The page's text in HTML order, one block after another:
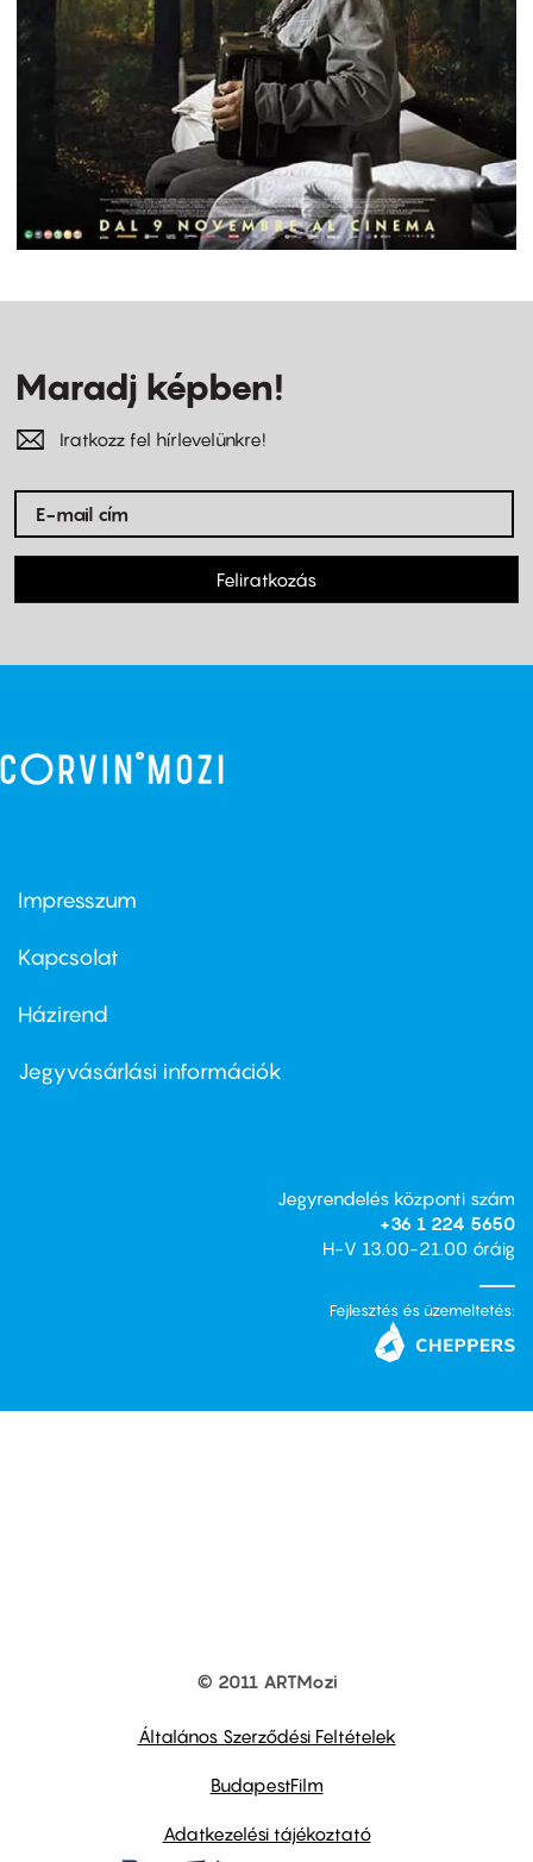
Maradj képben!
Iratkozz fel hírlevelünkre!
Feliratkozás
Footer
first
Impresszum
Kapcsolat
Footer
second
Házirend
Jegyvásárlási információk
Jegyrendelés központi szám
+36 1 224 5650
H-V 13.00-21.00 óráig
Fejlesztés és üzemeltetés:
© 2011 ARTMozi
Általános Szerződési Feltételek
BudapestFilm
Adatkezelési tájékoztató